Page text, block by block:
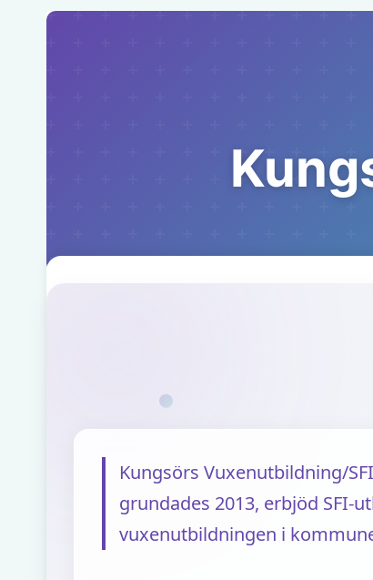
Kungsörs Vuxenutbildning/
grundades 2013, erbjöd SFI-
vuxenutbildningen i